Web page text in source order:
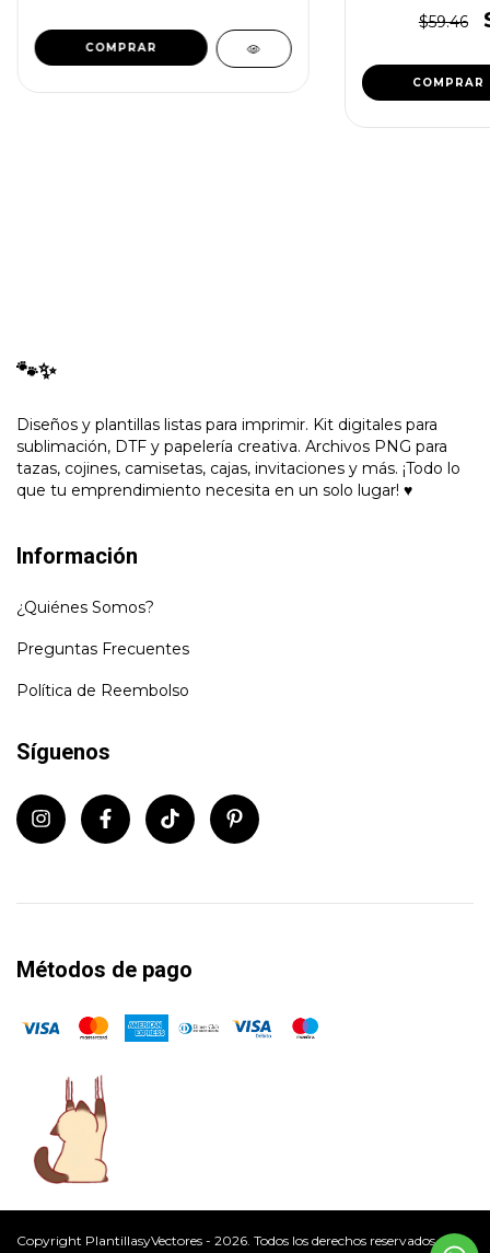
$59.46
🐾✨
Diseños y plantillas listas para imprimir. Kit digitales para
sublimación, DTF y papelería creativa. Archivos PNG para
tazas, cojines, camisetas, cajas, invitaciones y más. ¡Todo lo
que tu emprendimiento necesita en un solo lugar! ♥
Información
¿Quiénes Somos?
Preguntas Frecuentes
Política de Reembolso
Síguenos
Métodos de pago
Copyright PlantillasyVectores - 2026. Todos los derechos reservados.